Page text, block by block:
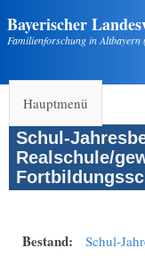
Bayerischer
Familienforschung in
Hauptmenü
Schul-
Realschule/
Bestand: Schul-